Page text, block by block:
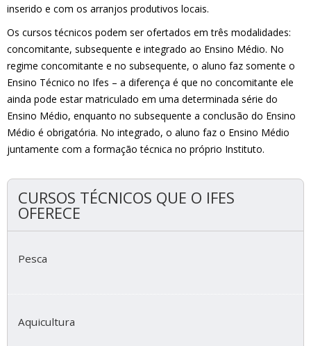
inserido e com os arranjos produtivos locais.
Os cursos técnicos podem ser ofertados em três modalidades:
concomitante, subsequente e integrado ao Ensino Médio. No
regime concomitante e no subsequente, o aluno faz somente o
Ensino Técnico no Ifes – a diferença é que no concomitante ele
ainda pode estar matriculado em uma determinada série do
Ensino Médio, enquanto no subsequente a conclusão do Ensino
Médio é obrigatória. No integrado, o aluno faz o Ensino Médio
juntamente com a formação técnica no próprio Instituto.
CURSOS TÉCNICOS QUE O IFES
OFERECE
Pesca
Aquicultura